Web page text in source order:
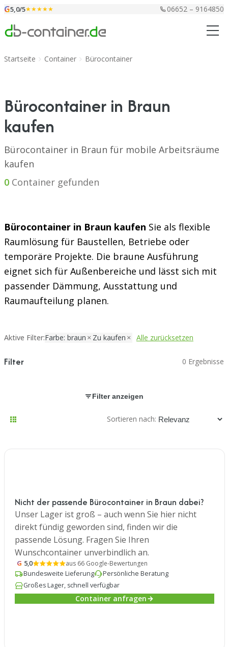
Zum Inhalt springen
G5,0/5★★★★★ 06652 – 9164850
Startseite Container Bürocontainer
Bürocontainer in Braun
kaufen
Bürocontainer in Braun für mobile Arbeitsräume
kaufen
0 Container gefunden
Bürocontainer in Braun kaufen Sie als flexible
Raumlösung für Baustellen, Betriebe oder
temporäre Projekte. Die braune Ausführung
eignet sich für Außenbereiche und lässt sich mit
passender Dämmung, Ausstattung und
Raumaufteilung planen.
Aktive Filter:Farbe: braun Zu kaufen Alle zurücksetzen
Filter 0 Ergebnisse
Filter anzeigen
Sortieren nach:
Nicht der passende Bürocontainer in Braun dabei?
Unser Lager ist groß – auch wenn Sie hier nicht
direkt fündig geworden sind, finden wir die
passende Lösung. Fragen Sie Ihren
Wunschcontainer unverbindlich an.
G 5,0
aus 66 Google-Bewertungen
Bundesweite Lieferung
Persönliche Beratung
Großes Lager, schnell verfügbar
Container anfragen